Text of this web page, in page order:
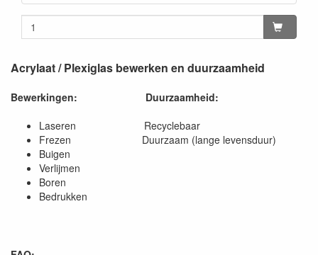
Acrylaat / Plexiglas bewerken en duurzaamheid
Bewerkingen:
Duurzaamheid:
Laseren Recyclebaar
Frezen Duurzaam (lange levensduur)
Buigen
Verlijmen
Boren
Bedrukken